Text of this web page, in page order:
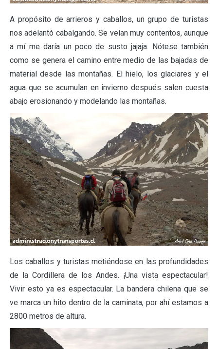
A propósito de arrieros y caballos, un grupo de turistas
nos adelantó cabalgando. Se veían muy contentos, aunque
a mí me daría un poco de susto jajaja. Nótese también
como se genera el camino entre medio de las bajadas de
material desde las montañas. El hielo, los glaciares y el
agua que se acumulan en invierno después salen cuesta
abajo erosionando y modelando las montañas.
Los caballos y turistas metiéndose en las profundidades
de la Cordillera de los Andes. ¡Una vista espectacular!
Vivir esto ya es espectacular. La bandera chilena que se
ve marca un hito dentro de la caminata, por ahí estamos a
2800 metros de altura.